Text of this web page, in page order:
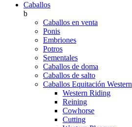
Caballos
b
Caballos en venta
Ponis
Embriones
Potros
Sementales
Caballos de doma
Caballos de salto
Caballos Equitación Western
Western Riding
Reining
Cowhorse
Cutting